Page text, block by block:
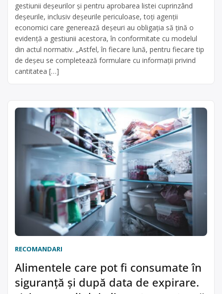
gestiunii deşeurilor şi pentru aprobarea listei cuprinzând
deşeurile, inclusiv deşeurile periculoase, toți agenţii
economici care generează deşeuri au obligaţia să ţină o
evidenţă a gestiunii acestora, în conformitate cu modelul
din actul normativ. „Astfel, în fiecare lună, pentru fiecare tip
de deșeu se completează formulare cu informații privind
cantitatea […]
RECOMANDARI
Alimentele care pot fi consumate în
siguranță și după data de expirare.